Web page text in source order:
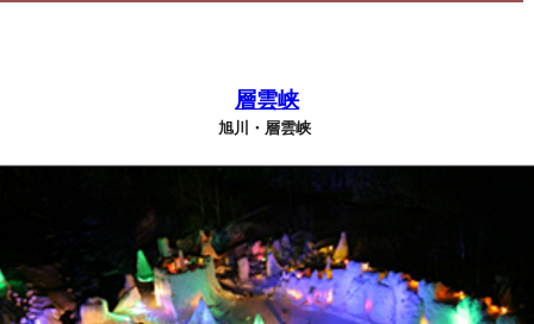
層雲峡
旭川・層雲峡